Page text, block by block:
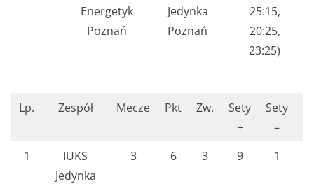
Energetyk
Poznań
Jedynka
Poznań
25:15,
20:25,
23:25)
Lp. Zespół Mecze Pkt Zw.
Sety
+
Sety
–
1
IUKS
Jedynka
3 6 3 9 1